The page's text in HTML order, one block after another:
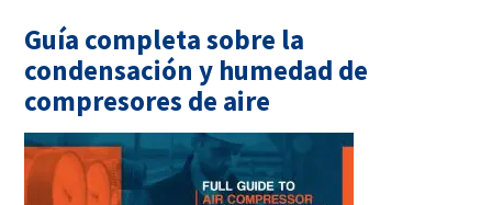
Guía completa sobre la
condensación y humedad de
compresores de aire